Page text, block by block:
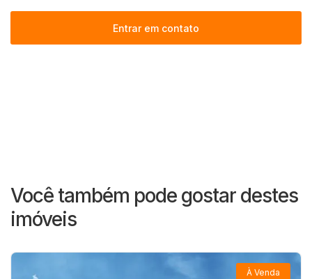
Entrar em contato
Você também pode gostar destes
imóveis
À Venda